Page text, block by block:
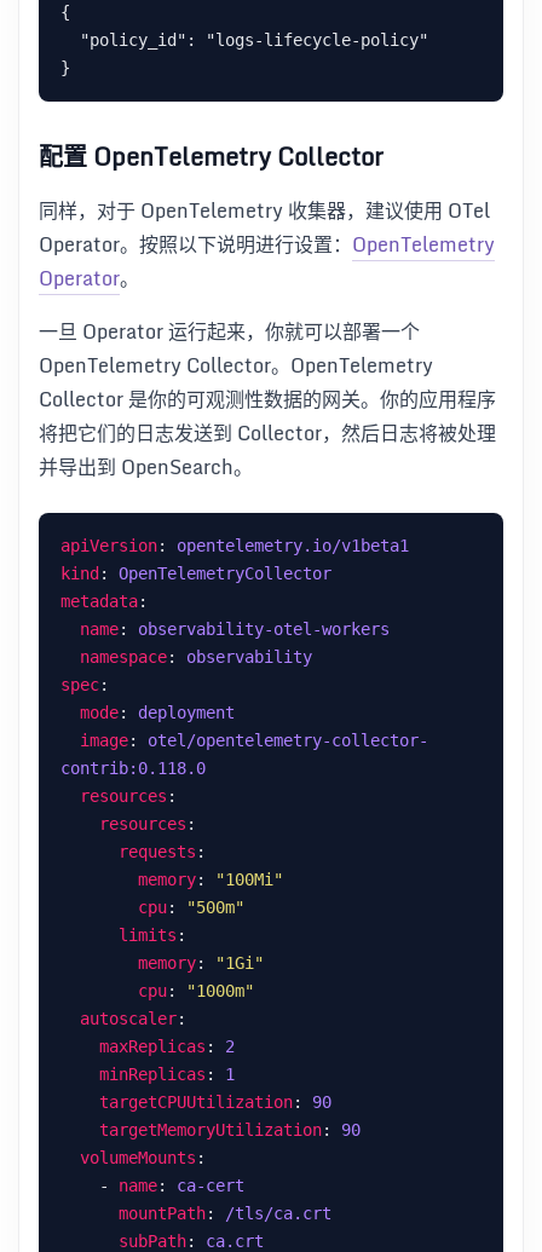
{
配置 OpenTelemetry Collector
同样，对于 OpenTelemetry 收集器，建议使用 OTel
Operator。按照以下说明进行设置： OpenTelemetry
Operator。
一旦 Operator 运行起来，你就可以部署一个
OpenTelemetry Collector。OpenTelemetry
Collector 是你的可观测性数据的网关。你的应用程序
将把它们的日志发送到 Collector，然后日志将被处理
并导出到 OpenSearch。
apiVersion: opentelemetry.io/v1beta1
kind: OpenTelemetryCollector
metadata
name: observability-otel-workers
namespace: observability
spec
mode: deployment
image: otel/opentelemetry-collector-
contrib:0.118.0
resources
resources
requests
memory:
"100Mi"
cpu:
"500m"
limits
memory:
"1Gi"
cpu:
"1000m"
autoscaler
maxReplicas : 2
minReplicas : 1
targetCPUUtilization: 90
targetMemoryUtilization: 90
volumeMounts
    -
name: ca-cert
mountPath:
/tls/ca.crt
subPath: ca.crt